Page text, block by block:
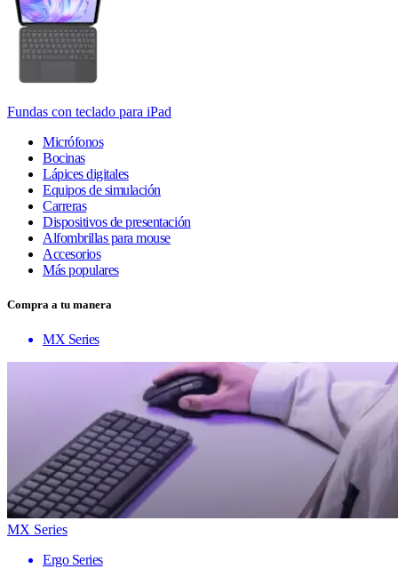
Fundas con teclado para iPad
Micrófonos
Bocinas
Lápices digitales
Equipos de simulación
Carreras
Dispositivos de presentación
Alfombrillas para mouse
Accesorios
Más populares
Compra a tu manera
MX Series
MX Series
Ergo Series